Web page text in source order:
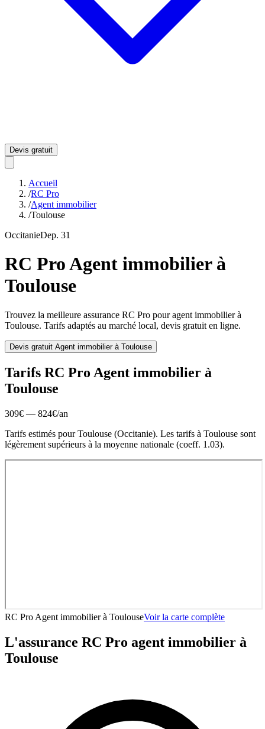
Devis gratuit
Accueil
/RC Pro
/Agent immobilier
/Toulouse
OccitanieDep. 31
RC ProAgent immobilierà
Toulouse
Trouvez la meilleure assurance RC Pro pouragent immobilierà
Toulouse. Tarifs adaptés au marché local, devis gratuit en ligne.
Devis gratuit Agent immobilierà Toulouse
Tarifs RC Pro Agent immobilier à
Toulouse
309€ — 824€/an
Tarifs estimés pourToulouse (Occitanie). Les tarifs à Toulouse sont
légèrement supérieurs à la moyenne nationale (coeff. 1.03).
RC Pro Agent immobilierà ToulouseVoir la carte complète
L'assurance RC Pro agent immobilier à
Toulouse